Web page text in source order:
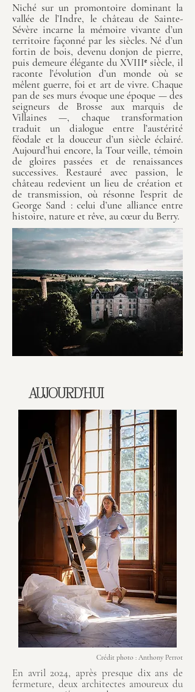
​Niché sur un promontoire dominant la
vallée de l’Indre, le château de Sainte-
Sévère incarne la mémoire vivante d’un
territoire façonné par les siècles. Né d’un
fortin de bois, devenu donjon de pierre,
puis demeure élégante du XVIIIᵉ siècle, il
raconte l’évolution d’un monde où se
mêlent guerre, foi et art de vivre. Chaque
pan de ses murs évoque une époque — des
seigneurs de Brosse aux marquis de
Villaines —, chaque transformation
traduit un dialogue entre l’austérité
féodale et la douceur d’un siècle éclairé.
Aujourd’hui encore, la Tour veille, témoin
de gloires passées et de renaissances
successives. Restauré avec passion, le
château redevient un lieu de création et
de transmission, où résonne l’esprit de
George Sand : celui d’une alliance entre
histoire, nature et rêve, au cœur du Berry.
AUJOURD'HUI
Crédit photo : Anthony Perrot
En avril 2024, après presque dix ans de
fermeture, deux architectes amoureux du